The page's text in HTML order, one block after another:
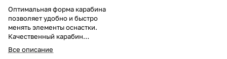
Оптимальная форма карабина
позволяет удобно и быстро
менять элементы оснастки.
Качественный карабин
EastShark не подвержен
коррозии и выдерживает
Все описание